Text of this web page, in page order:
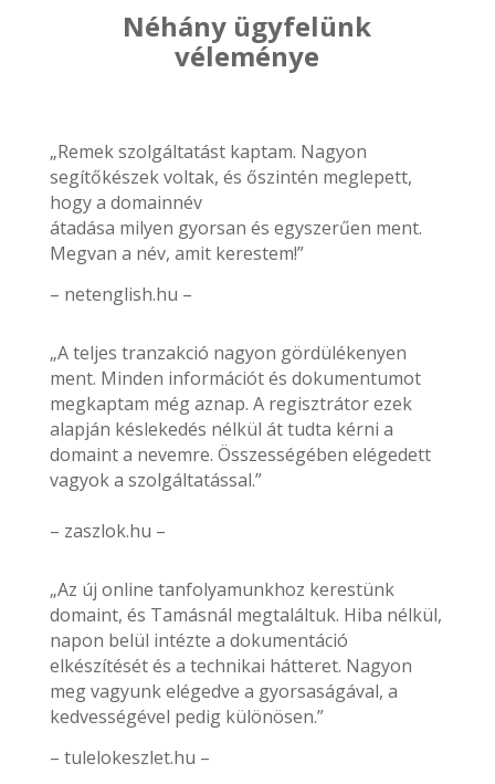
Néhány ügyfelünk
véleménye
„Remek szolgáltatást kaptam. Nagyon
segítőkészek voltak, és őszintén meglepett,
hogy a domainnév
átadása milyen gyorsan és egyszerűen ment.
Megvan a név, amit kerestem!”
– netenglish.hu –
„A teljes tranzakció nagyon gördülékenyen
ment. Minden információt és dokumentumot
megkaptam még aznap. A regisztrátor ezek
alapján késlekedés nélkül át tudta kérni a
domaint a nevemre. Összességében elégedett
vagyok a szolgáltatással.”
– zaszlok.hu –
„Az új online tanfolyamunkhoz kerestünk
domaint, és Tamásnál megtaláltuk. Hiba nélkül,
napon belül intézte a dokumentáció
elkészítését és a technikai hátteret. Nagyon
meg vagyunk elégedve a gyorsaságával, a
kedvességével pedig különösen.”
– tulelokeszlet.hu –